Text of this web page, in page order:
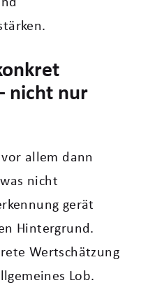
nicht nur
allem dann
nicht
gerät
Hintergrund.
Wertschätzung
Lob.